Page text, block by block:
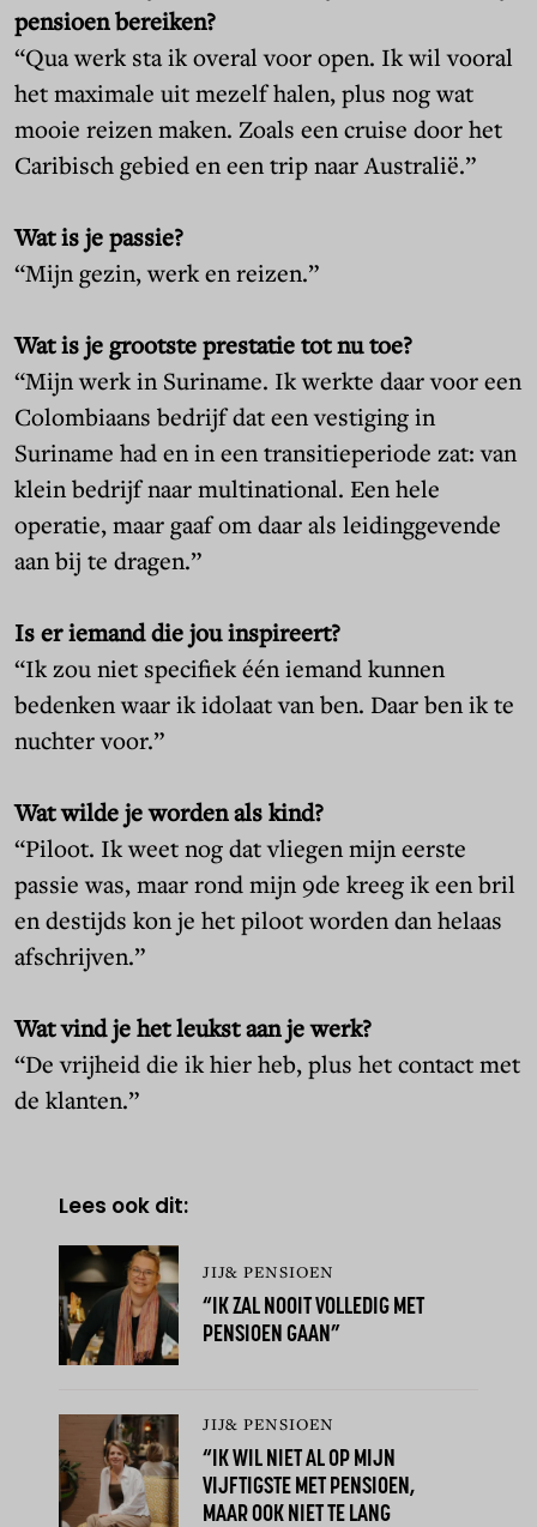
pensioen bereiken?
“Qua werk sta ik overal voor open. Ik wil vooral
het maximale uit mezelf halen, plus nog wat
mooie reizen maken. Zoals een cruise door het
Caribisch gebied en een trip naar Australië.”
Wat is je passie?
“Mijn gezin, werk en reizen.”
Wat is je grootste prestatie tot nu toe?
“Mijn werk in Suriname. Ik werkte daar voor een
Colombiaans bedrijf dat een vestiging in
Suriname had en in een transitieperiode zat: van
klein bedrijf naar multinational. Een hele
operatie, maar gaaf om daar als leidinggevende
aan bij te dragen.”
Is er iemand die jou inspireert?
“Ik zou niet specifiek één iemand kunnen
bedenken waar ik idolaat van ben. Daar ben ik te
nuchter voor.”
Wat wilde je worden als kind?
“Piloot. Ik weet nog dat vliegen mijn eerste
passie was, maar rond mijn 9de kreeg ik een bril
en destijds kon je het piloot worden dan helaas
afschrijven.”
Wat vind je het leukst aan je werk?
“De vrijheid die ik hier heb, plus het contact met
de klanten.”
Lees ook dit:
JIJ& PENSIOEN
“IK ZAL NOOIT VOLLEDIG MET
PENSIOEN GAAN”
JIJ& PENSIOEN
“IK WIL NIET AL OP MIJN
VIJFTIGSTE MET PENSIOEN,
MAAR OOK NIET TE LANG